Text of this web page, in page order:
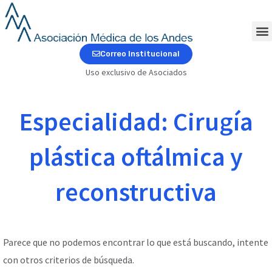
al
contenido
Correo Institucional
Uso exclusivo de Asociados
Especialidad: Cirugía
plástica oftálmica y
reconstructiva
Parece que no podemos encontrar lo que está buscando, intente
con otros criterios de búsqueda.